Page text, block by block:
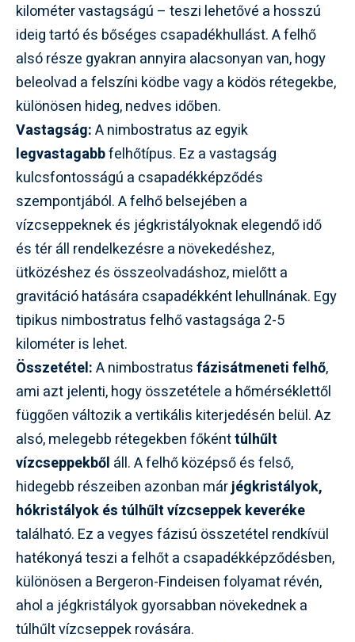
kilométer vastagságú – teszi lehetővé a hosszú
ideig tartó és bőséges csapadékhullást. A felhő
alsó része gyakran annyira alacsonyan van, hogy
beleolvad a felszíni ködbe vagy a ködös rétegekbe,
különösen hideg, nedves időben.
Vastagság:A nimbostratus az egyik
legvastagabbfelhőtípus. Ez a vastagság
kulcsfontosságú a csapadékképződés
szempontjából. A felhő belsejében a
vízcseppeknek és jégkristályoknak elegendő idő
és tér áll rendelkezésre a növekedéshez,
ütközéshez és összeolvadáshoz, mielőtt a
gravitáció hatására csapadékként lehullnának. Egy
tipikus nimbostratus felhő vastagsága 2-5
kilométer is lehet.
Összetétel:A nimbostratusfázisátmeneti felhő,
ami azt jelenti, hogy összetétele a hőmérséklettől
függően változik a vertikális kiterjedésén belül. Az
alsó, melegebb rétegekben főkénttúlhűlt
vízcseppekből áll. A felhő középső és felső,
hidegebb részeiben azonban márjégkristályok,
hókristályok és túlhűlt vízcseppek keveréke
található. Ez a vegyes fázisú összetétel rendkívül
hatékonyá teszi a felhőt a csapadékképződésben,
különösen a Bergeron-Findeisen folyamat révén,
ahol a jégkristályok gyorsabban növekednek a
túlhűlt vízcseppek rovására.